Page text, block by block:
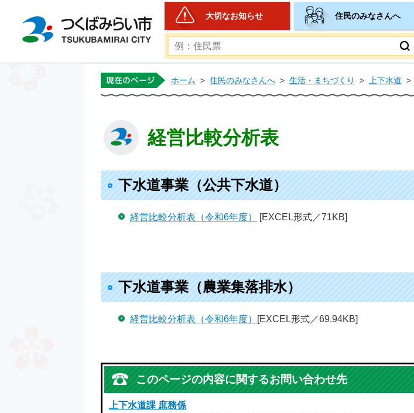
つくばみらい市公式ホームページ
大切なお知らせ 住民のみなさんへ
ホーム > 住民のみなさんへ > 生活・まちづくり > 上下水道 >
経営比較分析表
下水道事業（公共下水道）
経営比較分析表（令和6年度） [EXCEL形式／71KB]
下水道事業（農業集落排水）
経営比較分析表（令和6年度） [EXCEL形式／69.94KB]
このページの内容に関するお問い合わせ先
上下水道課 庶務係